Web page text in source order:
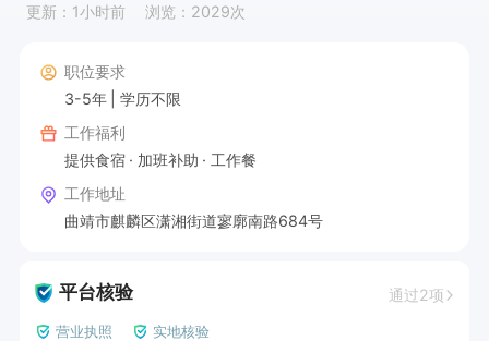
更新：1小时前
浏览：2029次
职位要求
3-5年
学历不限
工作福利
提供食宿
加班补助
工作餐
工作地址
曲靖市麒麟区潇湘街道寥廓南路684号
平台核验 通过2项
营业执照 实地核验